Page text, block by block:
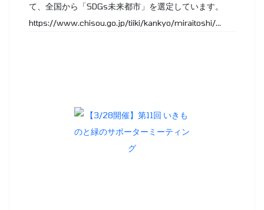
て、全国から「SDGs未来都市」を選定しています。
https://www.chisou.go.jp/tiiki/kankyo/miraitoshi/...